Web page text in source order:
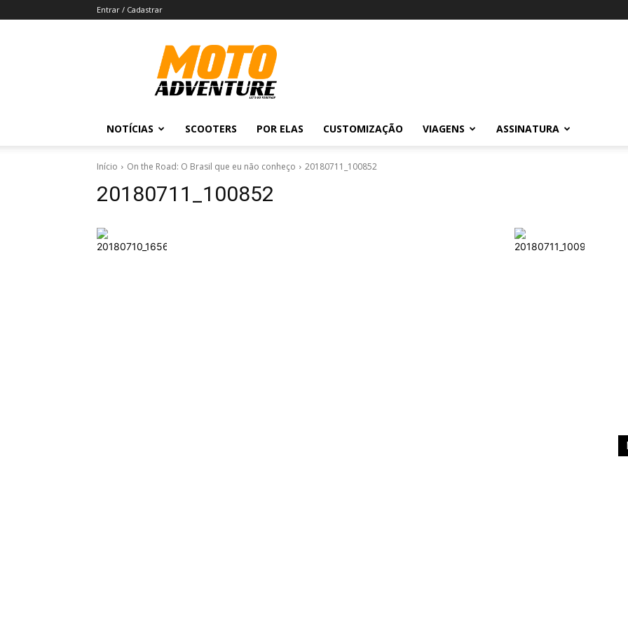
Entrar / Cadastrar
Revista
Moto
Adventure
NOTÍCIAS SCOOTERS POR ELAS CUSTOMIZAÇÃO VIAGENS ASSINATURA
Início On the Road: O Brasil que eu não conheço 20180711_100852
20180711_100852